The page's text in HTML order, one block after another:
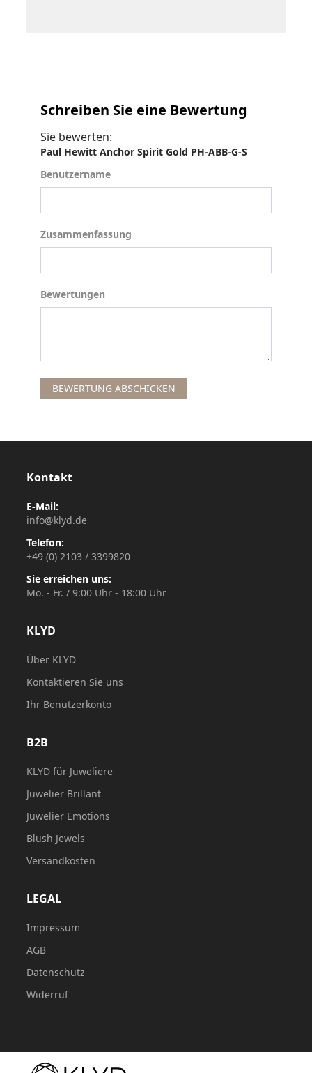
Schreiben Sie eine Bewertung
Sie bewerten:
Paul Hewitt Anchor Spirit Gold PH-ABB-G-S
Benutzername
Benutzername
Zusammenfassung
Zusammenfassung
Bewertungen
Bewertungen
BEWERTUNG ABSCHICKEN
Kontakt
E-Mail:
info@klyd.de
Telefon:
+49 (0) 2103 / 3399820
Sie erreichen uns:
Mo. - Fr. / 9:00 Uhr - 18:00 Uhr
KLYD
Über KLYD
Kontaktieren Sie uns
Ihr Benutzerkonto
B2B
KLYD für Juweliere
Juwelier Brillant
Juwelier Emotions
Blush Jewels
Versandkosten
LEGAL
Impressum
AGB
Datenschutz
Widerruf